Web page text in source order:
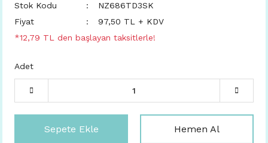
Stok Kodu
NZ686TD3SK
Fiyat
97,50 TL + KDV
*12,79 TL den başlayan taksitlerle!
Adet
Sepete Ekle Hemen Al